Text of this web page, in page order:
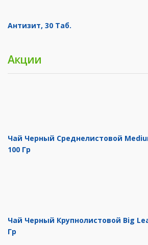
Антизит, 30 Таб.
Акции
Чай Черный Среднелистовой
100 Гр
Чай Черный Крупнолистовой Big
Гр